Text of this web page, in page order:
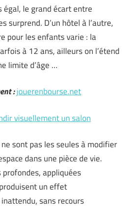
égal, le grand écart entre
surprend. D’un hôtel à l’autre,
pour les enfants varie : la
à 12 ans, ailleurs on l’étend
limite d’âge …
:jouerenbourse.net
visuellement un salon
sont pas les seules à modifier
dans une pièce de vie.
profondes, appliquées
un effet
sans recours